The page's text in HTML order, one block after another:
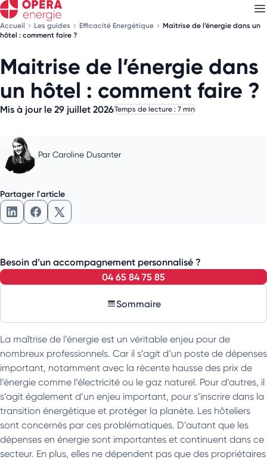
Accueil Les guides Efficacité Energétique
Maitrise de l’énergie dans un
hôtel : comment faire ?
Maitrise de l’énergie dans
un hôtel : comment faire ?
Mis à jour le 29 juillet 2026Temps de lecture : 7 min
Par Caroline Dusanter
Partager l'article
Partager l'article sur LinkedIn
Partager l'article sur Facebook
Partager l'article sur X
Besoin d’un accompagnement personnalisé ?
04 65 84 75 85
Sommaire
La maîtrise de l’énergie est un véritable enjeu pour de
nombreux professionnels. Car il s’agit d’un poste de dépenses
important, notamment avec la récente hausse des prix de
l’énergie comme l’électricité ou le gaz naturel. Pour d’autres, il
s’agit également d’un enjeu important, pour s’inscrire dans la
transition énergétique et protéger la planète. Les hôteliers
sont concernés par ces problématiques. D’autant que les
dépenses en énergie sont importantes et continuent dans ce
secteur. En plus, elles ne dépendent pas que des propriétaires
Découvrez nosnewsletters
Choisissez les newsletters qui vous intéressent